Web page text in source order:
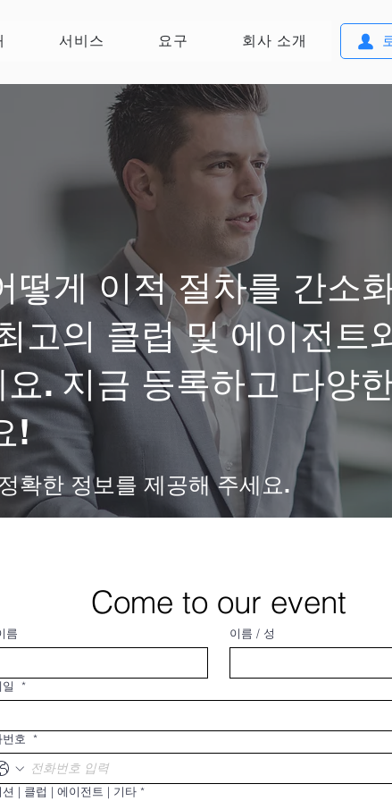
서비스 요구 회사 소개
떻게 이적 절차를 간소
고의 클럽 및 에이전트
. 지금 등록하고 다양
!
확한 정보를 제공해 주세요.
Come to our event
름 이름 / 성
*
번호 *
션 | 클럽 | 에이전트 | 기타 *